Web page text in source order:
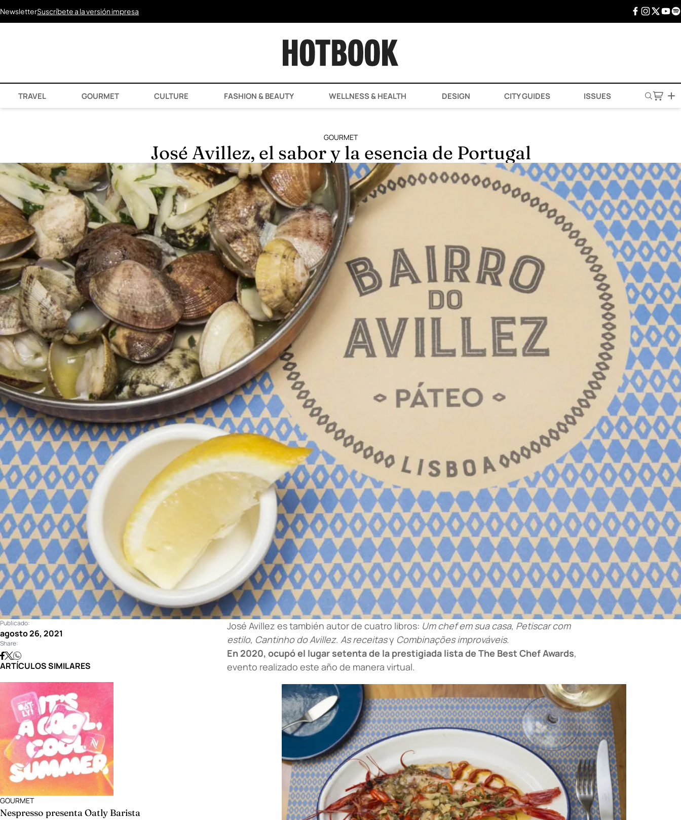
NewsletterSuscríbete a la versión impresa
TRAVEL GOURMET CULTURE FASHION & BEAUTY WELLNESS & HEALTH DESIGN CITY GUIDES ISSUES
GOURMET
José Avillez, el sabor y la esencia de Portugal
José Avillez es también autor de cuatro libros: Um chef em sua casa, Petiscar com
estilo, Cantinho do Avillez. As receitasy Combinações improváveis.
En 2020, ocupó el lugar setenta de la prestigiada lista de The Best Chef Awards,
evento realizado este año de manera virtual.
Publicado:
agosto 26, 2021
Share:
ARTÍCULOS SIMILARES
GOURMET
Nespresso presenta Oatly Barista